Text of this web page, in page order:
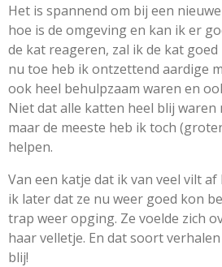
Het is spannend om bij een
hoe is de omgeving en kan ik er
de kat reageren, zal ik de kat
nu toe heb ik ontzettend aardige
ook heel behulpzaam waren en
Niet dat alle katten heel blij
maar de meeste heb ik toch
helpen.
Van een katje dat ik van veel vilt
ik later dat ze nu weer goed kon
trap weer opging. Ze voelde zich
haar velletje. En dat soort
blij!